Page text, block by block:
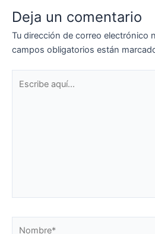
Deja un comentario
Tu dirección de correo electrónico
campos obligatorios están
aquí...